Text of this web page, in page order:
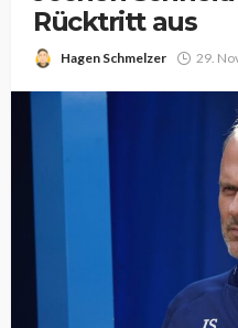
Rücktritt aus
Hagen Schmelzer 29.